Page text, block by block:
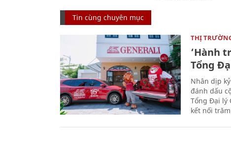
Tin cùng chuyên mục
THỊ
‘Hành
Tổng
Nhân dịp
đánh dấu
Tổng Đại lý
kết nối